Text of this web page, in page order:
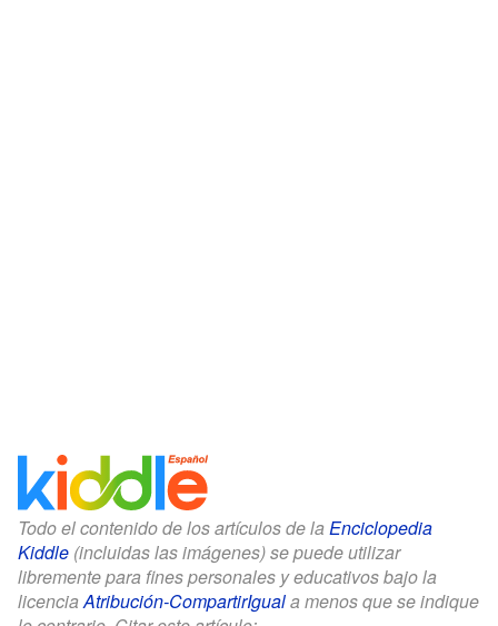
Todo el contenido de los artículos de la Enciclopedia
Kiddle (incluidas las imágenes) se puede utilizar
libremente para fines personales y educativos bajo la
licenciaAtribución-CompartirIguala menos que se indique